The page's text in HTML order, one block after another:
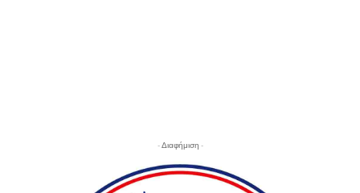
- Διαφήμιση -